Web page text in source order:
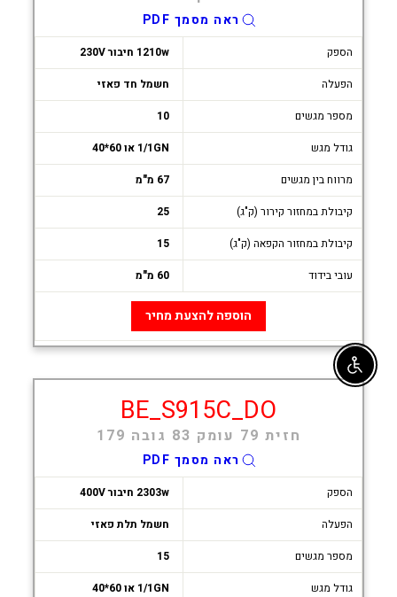
ראה מסמך PDF
הספק
1210w חיבור 230V
הפעלה
חשמל חד פאזי
מספר מגשים
10
גודל מגש
1/1GN או 60*40
מרווח בין מגשים
67 מ"מ
קיבולת במחזור קירור (ק"ג)
25
קיבולת במחזור הקפאה (ק"ג)
15
עובי בידוד
60 מ"מ
הוספה להצעת מחיר
BE_S915C_DO
חזית 79 עומק 83 גובה 179
ראה מסמך PDF
הספק
2303w חיבור 400V
הפעלה
חשמל תלת פאזי
מספר מגשים
15
גודל מגש
1/1GN או 60*40
Enable accessibility